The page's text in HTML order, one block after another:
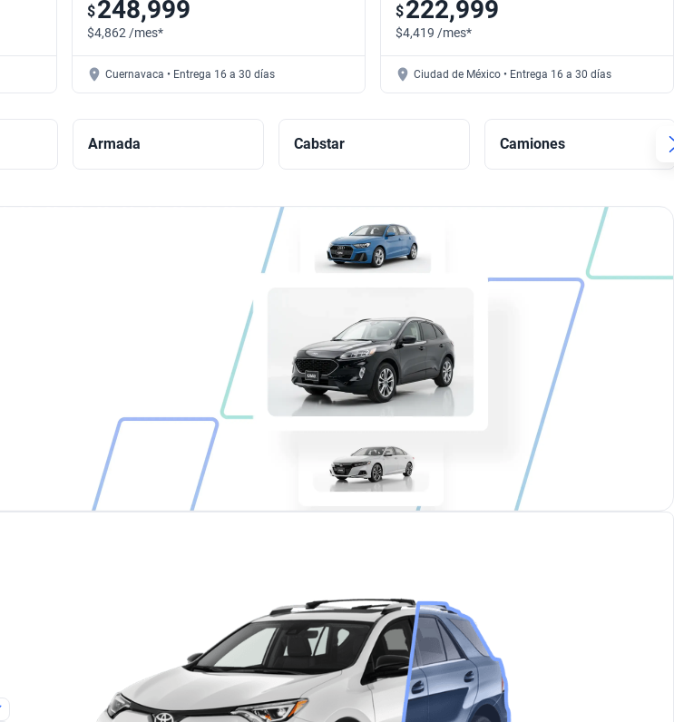
$248,999
$4,862 /mes*
Cuernavaca • Entrega 16 a 30 días
$222,999
$4,419 /mes*
Ciudad de México • Entrega 16 a 30 días
Armada Cabstar Camiones